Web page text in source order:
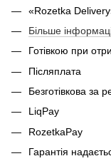
«Rozetka
Більше
Готівкою при
Післяплата
Безготівкова за
LiqPay
RozetkaPay
Гарантія